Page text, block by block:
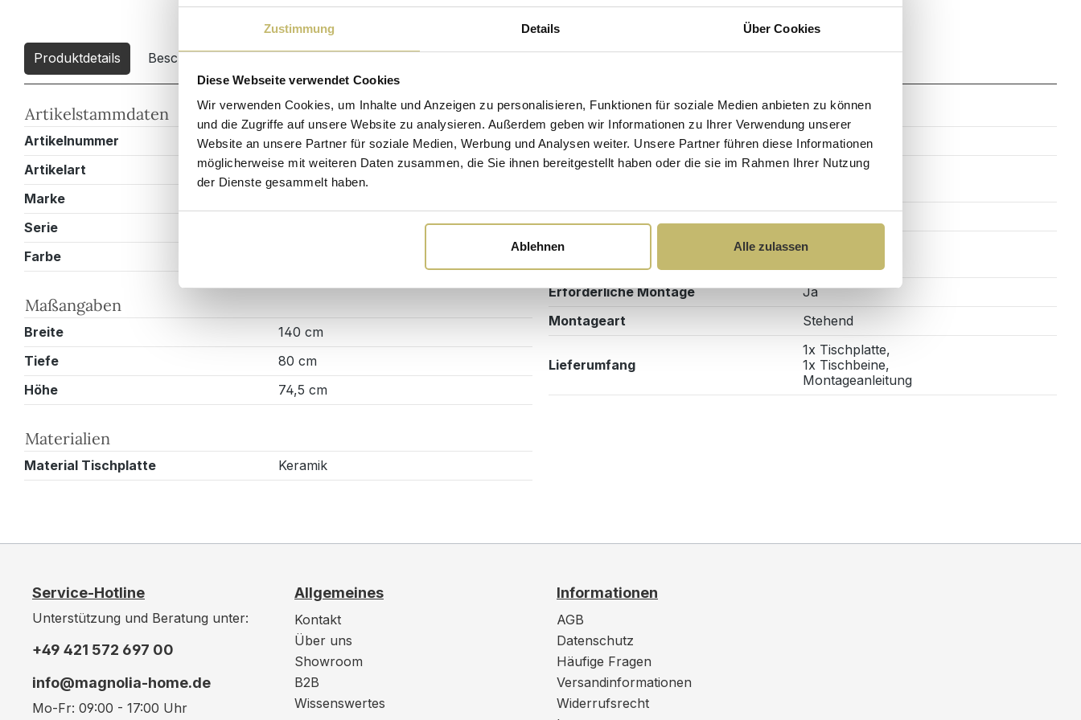
Zustimmung Details Über Cookies
Diese Webseite verwendet Cookies
Wir verwenden Cookies, um Inhalte und Anzeigen zu personalisieren, Funktionen für soziale Medien anbieten zu können
und die Zugriffe auf unsere Website zu analysieren. Außerdem geben wir Informationen zu Ihrer Verwendung unserer
Website an unsere Partner für soziale Medien, Werbung und Analysen weiter. Unsere Partner führen diese Informationen
möglicherweise mit weiteren Daten zusammen, die Sie ihnen bereitgestellt haben oder die sie im Rahmen Ihrer Nutzung
der Dienste gesammelt haben.
Ablehnen Alle zulassen
Produktdetails Beschreibung Downloads 2 Sicherheits- und Pflegehinweise Versandkosten Zahlung
Artikelstammdaten
Artikelnummer
ET00044X000T02
Artikelart
Esstisch
Marke
Serie
Farbe
Maßangaben
Breite
140 cm
Tiefe
80 cm
Höhe
74,5 cm
Materialien
Material Tischplatte Keramik
Farbe
Farbe Tischplatte Schwarz
Möbel Form Rechteckig
Montage & Lieferung
Erforderliche Montage
Ja
Montageart
Stehend
Lieferumfang
1x Tischplatte,
1x Tischbeine,
Montageanleitung
Service-Hotline
Unterstützung und Beratung unter:
+49 421 572 697 00
info@magnolia-home.de
Mo-Fr: 09:00 - 17:00 Uhr
Allgemeines
Kontakt
Über uns
Showroom
B2B
Wissenswertes
Informationen
AGB
Datenschutz
Häufige Fragen
Versandinformationen
Widerrufsrecht